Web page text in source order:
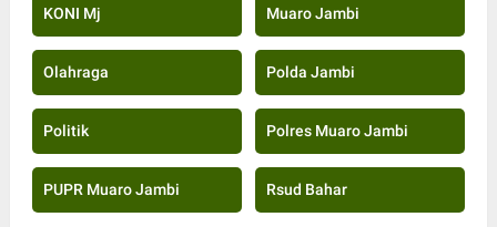
KONI Mj Muaro Jambi
Olahraga Polda Jambi
Politik Polres Muaro Jambi
PUPR Muaro Jambi Rsud Bahar